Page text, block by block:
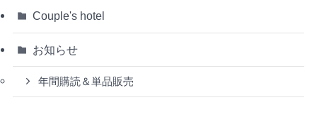
Couple's hotel
お知らせ
年間購読＆単品販売